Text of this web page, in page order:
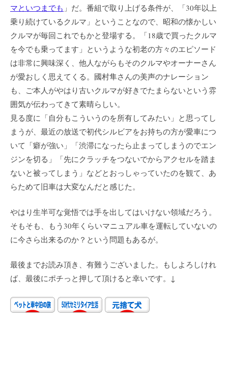
マといつまでも 」だ。番組で取り上げる条件が、「30年以上
乗り続けているクルマ」ということなので、昭和の懐かしい
クルマが毎回これでもかと登場する。「18歳で買ったクルマ
を今でも乗ってます」というような初老の方々のエピソード
は非常に興味深く、他人ながらもそのクルマやオーナーさん
が愛おしく思えてくる。國村隼さんの美声のナレーション
も、ご本人がやはり古いクルマが好きでたまらないという雰
囲気が伝わってきて素晴らしい。
見る度に「自分もこういうのを所有してみたい」と思ってし
まうが、最近の放送で初代シルビアをお持ちの方が愛車につ
いて「癖が強い」「渋滞になったら止まってしまうのでエン
ジンを切る」「先にクラッチをつないでからアクセルを踏ま
ないと被ってしまう」などとおっしゃっていたのを観て、あ
らためて旧車は大変なんだと感じた。
やはり生半可な覚悟では手を出してはいけない領域だろう。
そもそも、もう30年くらいマニュアル車を運転していないの
に今さら出来るのか？という問題もあるが。
最後までお読み頂き、有難うございました。もしよろしけれ
ば、最後にポチっと押して頂けると幸いです。↓